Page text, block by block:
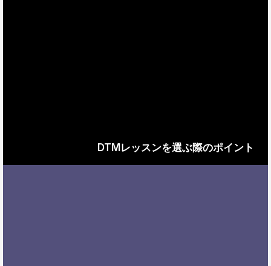
DTMレッスンを選ぶ際のポイント